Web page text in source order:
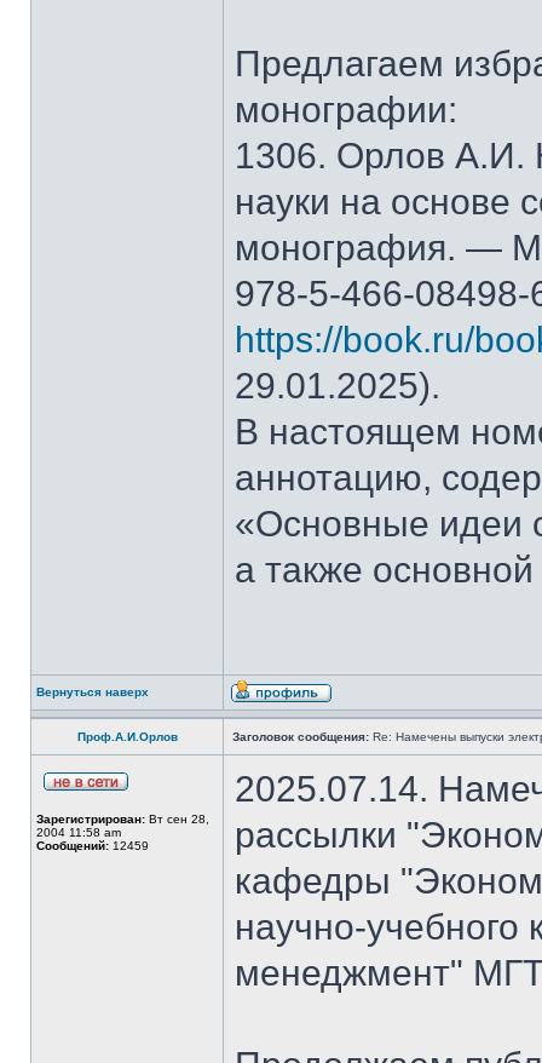
Предлагаем
монографии:
1306. Орлов А.И.
науки на основе
монография. —
978-5-466-
https://book.ru/
29.01.2025).
В настоящем
аннотацию,
«Основные идеи
а также
Вернуться наверх
Проф.А.И.Орлов Заголовок сообщения: Re: Намечены выпуски
Зарегистрирован: Вт сен 28,
2004 11:58 am
Сообщений: 12459
2025.07.14.
рассылки
кафедры
научно-
менеджмент"